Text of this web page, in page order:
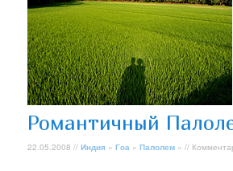
Романтичный
22.05.2008 //Индия »Гоа »Палолем » //